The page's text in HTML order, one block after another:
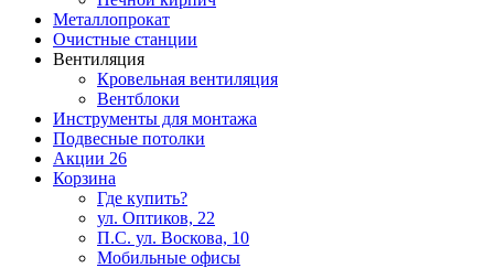
Металлопрокат
Очистные станции
Вентиляция
Кровельная вентиляция
Вентблоки
Инструменты для монтажа
Подвесные потолки
Акции 26
Корзина
Где купить?
ул. Оптиков, 22
П.С. ул. Воскова, 10
Мобильные офисы